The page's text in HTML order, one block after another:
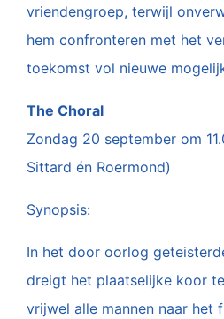
vriendengroep, terwijl
hem confronteren met het
toekomst vol nieuwe
The Choral
Zondag 20 september om
Sittard én Roermond)
Synopsis:
In het door oorlog
dreigt het plaatselijke koor
vrijwel alle mannen naar het